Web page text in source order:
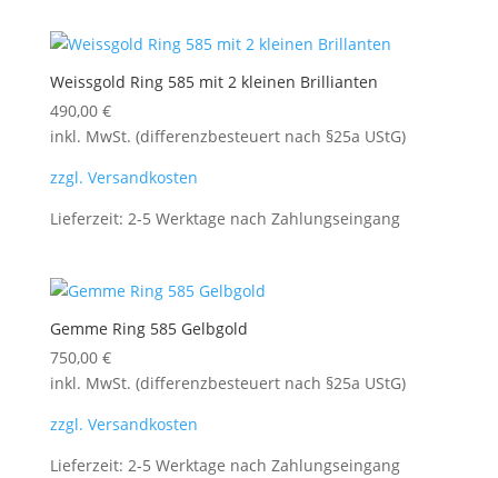
Weissgold Ring 585 mit 2 kleinen Brillianten
490,00 €
inkl. MwSt. (differenzbesteuert nach §25a UStG)
zzgl. Versandkosten
Lieferzeit: 2-5 Werktage nach Zahlungseingang
Gemme Ring 585 Gelbgold
750,00 €
inkl. MwSt. (differenzbesteuert nach §25a UStG)
zzgl. Versandkosten
Lieferzeit: 2-5 Werktage nach Zahlungseingang